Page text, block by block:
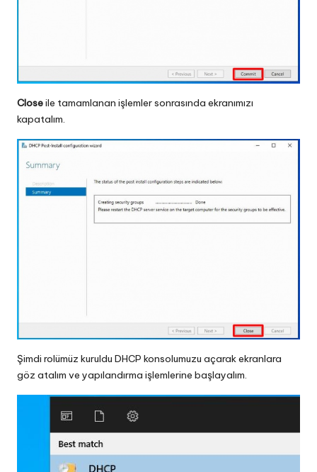
Closeile tamamlanan işlemler sonrasında ekranımızı
kapatalım.
Şimdi rolümüz kuruldu DHCP konsolumuzu açarak ekranlara
göz atalım ve yapılandırma işlemlerine başlayalım.